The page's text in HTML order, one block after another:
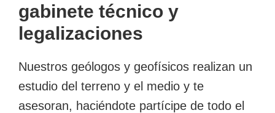
gabinete técnico y
legalizaciones
Nuestros geólogos y geofísicos realizan un
estudio del terreno y el medio y te
asesoran, haciéndote partícipe de todo el